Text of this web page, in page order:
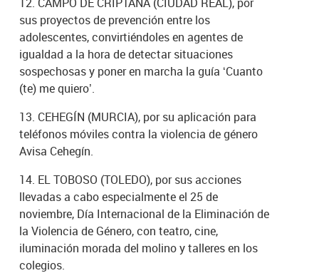
sus proyectos de prevención entre los
adolescentes, convirtiéndoles en agentes de
igualdad a la hora de detectar situaciones
sospechosas y poner en marcha la guía ‘Cuanto
(te) me quiero’.
13. CEHEGÍN (MURCIA), por su aplicación para
teléfonos móviles contra la violencia de género
Avisa Cehegín.
14. EL TOBOSO (TOLEDO), por sus acciones
llevadas a cabo especialmente el 25 de
noviembre, Día Internacional de la Eliminación de
la Violencia de Género, con teatro, cine,
iluminación morada del molino y talleres en los
colegios.